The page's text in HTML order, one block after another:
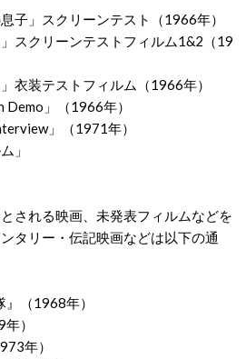
子」スクリーンテスト（1966年）
」スクリーンテストフィルム1&2（19
衣装テストフィルム（1966年）
Demo」（1966年）
」（1971年）
」
される映画、未発表フィルムなどを
タリー・伝記映画などは以下の通
』（1968年）
）
年）